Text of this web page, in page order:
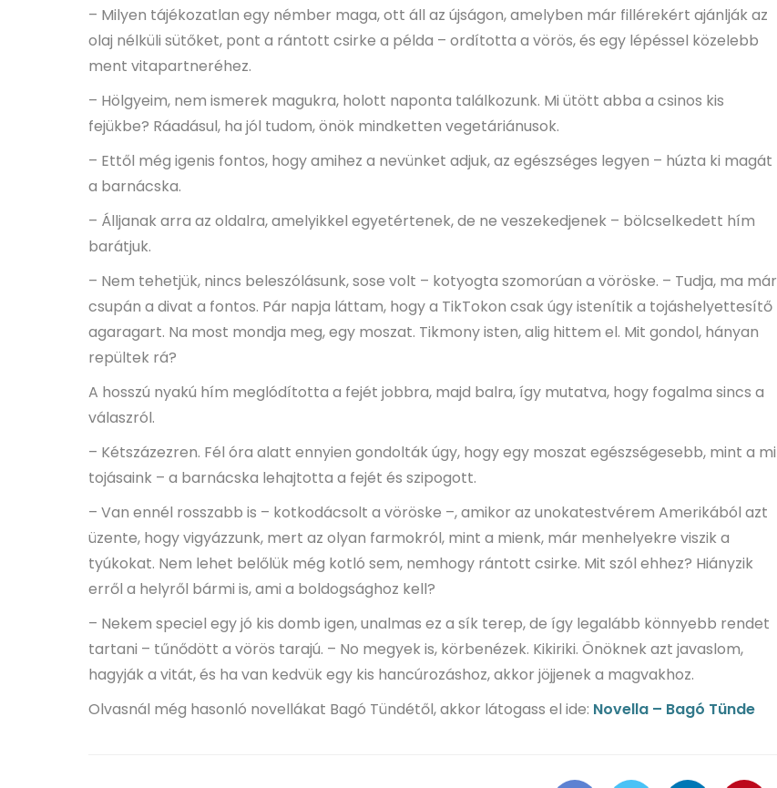
– Milyen tájékozatlan egy némber maga, ott áll az újságon, amelyben már fillérekért ajánlják az
olaj nélküli sütőket, pont a rántott csirke a példa – ordította a vörös, és egy lépéssel közelebb
ment vitapartneréhez.
– Hölgyeim, nem ismerek magukra, holott naponta találkozunk. Mi ütött abba a csinos kis
fejükbe? Ráadásul, ha jól tudom, önök mindketten vegetáriánusok.
– Ettől még igenis fontos, hogy amihez a nevünket adjuk, az egészséges legyen – húzta ki magát
a barnácska.
­– Álljanak arra az oldalra, amelyikkel egyetértenek, de ne veszekedjenek – bölcselkedett hím
barátjuk.
– Nem tehetjük, nincs beleszólásunk, sose volt – kotyogta szomorúan a vöröske. – Tudja, ma már
csupán a divat a fontos. Pár napja láttam, hogy a TikTokon csak úgy istenítik a tojáshelyettesítő
agaragart. Na most mondja meg, egy moszat. Tikmony isten, alig hittem el. Mit gondol, hányan
repültek rá?
A hosszú nyakú hím meglódította a fejét jobbra, majd balra, így mutatva, hogy fogalma sincs a
válaszról.
– Kétszázezren. Fél óra alatt ennyien gondolták úgy, hogy egy moszat egészségesebb, mint a mi
tojásaink – a barnácska lehajtotta a fejét és szipogott.
– Van ennél rosszabb is – kotkodácsolt a vöröske –, amikor az unokatestvérem Amerikából azt
üzente, hogy vigyázzunk, mert az olyan farmokról, mint a mienk, már menhelyekre viszik a
tyúkokat. Nem lehet belőlük még kotló sem, nemhogy rántott csirke. Mit szól ehhez? Hiányzik
erről a helyről bármi is, ami a boldogsághoz kell?
– Nekem speciel egy jó kis domb igen, unalmas ez a sík terep, de így legalább könnyebb rendet
tartani – tűnődött a vörös tarajú. – No megyek is, körbenézek. Kikiriki. Önöknek azt javaslom,
hagyják a vitát, és ha van kedvük egy kis hancúrozáshoz, akkor jöjjenek a magvakhoz.
Olvasnál még hasonló novellákat Bagó Tündétől, akkor látogass el ide: Novella – Bagó Tünde